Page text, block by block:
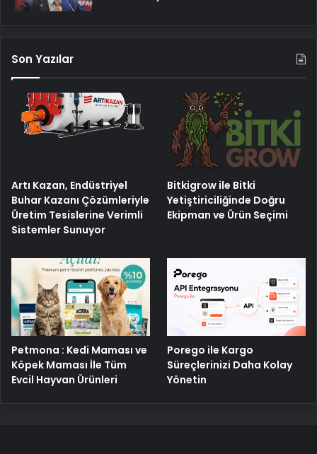
Son Yazılar
Artı Kazan, Endüstriyel
Buhar Kazanı Çözümleriyle
Üretim Tesislerine Verimli
Sistemler Sunuyor
Bitkigrow ile Bitki
Yetiştiriciliğinde Doğru
Ekipman ve Ürün Seçimi
Petmona : Kedi Maması ve
Köpek Maması İle Tüm
Evcil Hayvan Ürünleri
Porego ile Kargo
Süreçlerinizi Daha Kolay
Yönetin